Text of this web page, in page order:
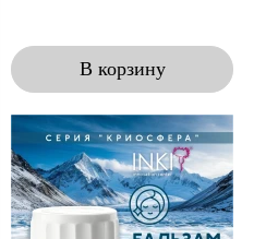
В корзину